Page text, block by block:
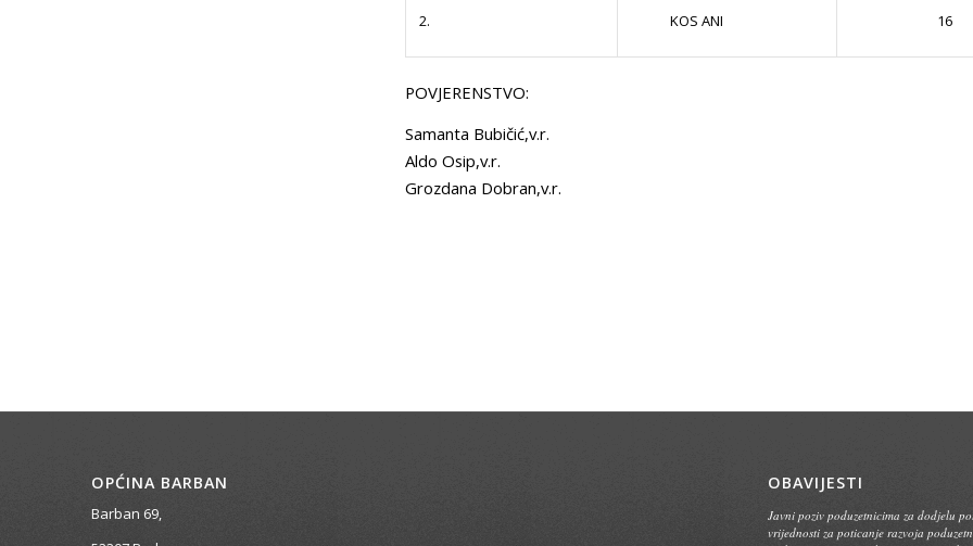
2. KOS ANI 16
POVJERENSTVO:
Samanta Bubičić,v.r.
Aldo Osip,v.r.
Grozdana Dobran,v.r.
OPĆINA BARBAN
Barban 69,
OBAVIJESTI
Javni poziv poduzetnicima za dodjelu
vrijednosti za poticanje razvoja